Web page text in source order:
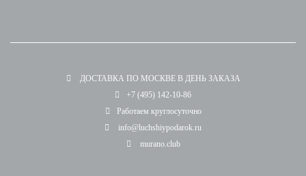
ДОСТАВКА ПО МОСКВЕ В ДЕНЬ ЗАКАЗА
+7 (495) 142-10-86
Работаем круглосуточно
info@luchshiypodarok.ru
murano.club